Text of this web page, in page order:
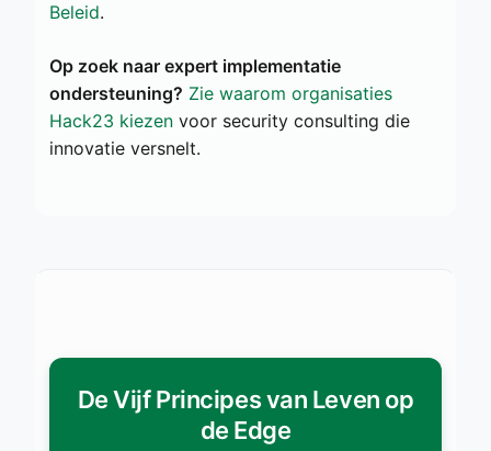
Beleid.
Op zoek naar expert implementatie
ondersteuning? Zie waarom organisaties
Hack23 kiezen voor security consulting die
innovatie versnelt.
De Vijf Principes van Leven op
de Edge